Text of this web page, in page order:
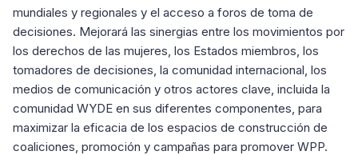
mundiales y regionales y el acceso a foros de toma de
decisiones. Mejorará las sinergias entre los movimientos por
los derechos de las mujeres, los Estados miembros, los
tomadores de decisiones, la comunidad internacional, los
medios de comunicación y otros actores clave, incluida la
comunidad WYDE en sus diferentes componentes, para
maximizar la eficacia de los espacios de construcción de
coaliciones, promoción y campañas para promover WPP.